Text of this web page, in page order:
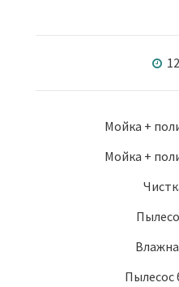
Мойка +
Мойка +
Пылесос